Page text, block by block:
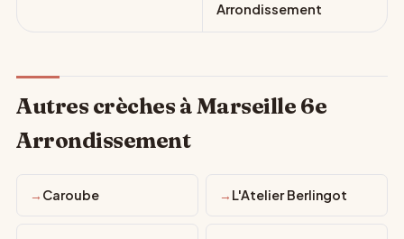
Arrondissement
Autres crèches à Marseille 6e
Arrondissement
Caroube L'Atelier Berlingot